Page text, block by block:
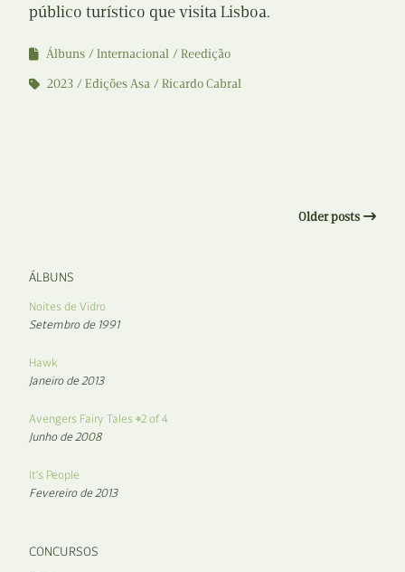
público turístico que visita Lisboa.
Álbuns Internacional
Reedição
2023
Edições Asa Ricardo Cabral
Older posts
ÁLBUNS
Noites de Vidro
Setembro de 1991
Hawk
Janeiro de 2013
Avengers Fairy Tales #2 of 4
Junho de 2008
It’s People
Fevereiro de 2013
CONCURSOS